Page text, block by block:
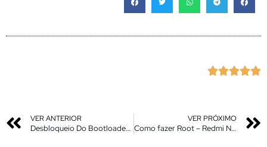

VER ANTERIOR
Desbloqueio Do Bootloader – Redmi Note 10 e Redmi Note 10 Pro
VER PRÓXIMO
Como fazer Root – Redmi Note 10 / 10 Pro